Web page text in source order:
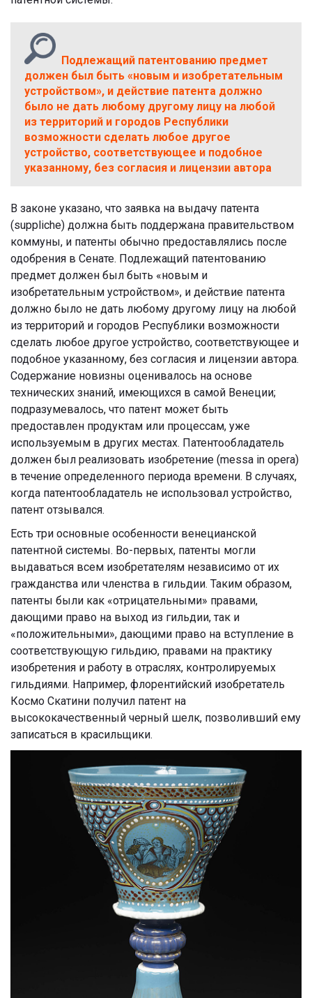
Подлежащий патентованию предмет
должен был быть «новым и изобретательным
устройством», и действие патента должно
было не дать любому другому лицу на любой
из территорий и городов Республики
возможности сделать любое другое
устройство, соответствующее и подобное
указанному, без согласия и лицензии автора
В законе указано, что заявка на выдачу патента
(suppliche) должна быть поддержана правительством
коммуны, и патенты обычно предоставлялись после
одобрения в Сенате. Подлежащий патентованию
предмет должен был быть «новым и
изобретательным устройством», и действие патента
должно было не дать любому другому лицу на любой
из территорий и городов Республики возможности
сделать любое другое устройство, соответствующее и
подобное указанному, без согласия и лицензии автора.
Содержание новизны оценивалось на основе
технических знаний, имеющихся в самой Венеции;
подразумевалось, что патент может быть
предоставлен продуктам или процессам, уже
используемым в других местах. Патентообладатель
должен был реализовать изобретение (messa in opera)
в течение определенного периода времени. В случаях,
когда патентообладатель не использовал устройство,
патент отзывался.
Есть три основные особенности венецианской
патентной системы. Во-первых, патенты могли
выдаваться всем изобретателям независимо от их
гражданства или членства в гильдии. Таким образом,
патенты были как «отрицательными» правами,
дающими право на выход из гильдии, так и
«положительными», дающими право на вступление в
соответствующую гильдию, правами на практику
изобретения и работу в отраслях, контролируемых
гильдиями. Например, флорентийский изобретатель
Космо Скатини получил патент на
высококачественный черный шелк, позволивший ему
записаться в красильщики.